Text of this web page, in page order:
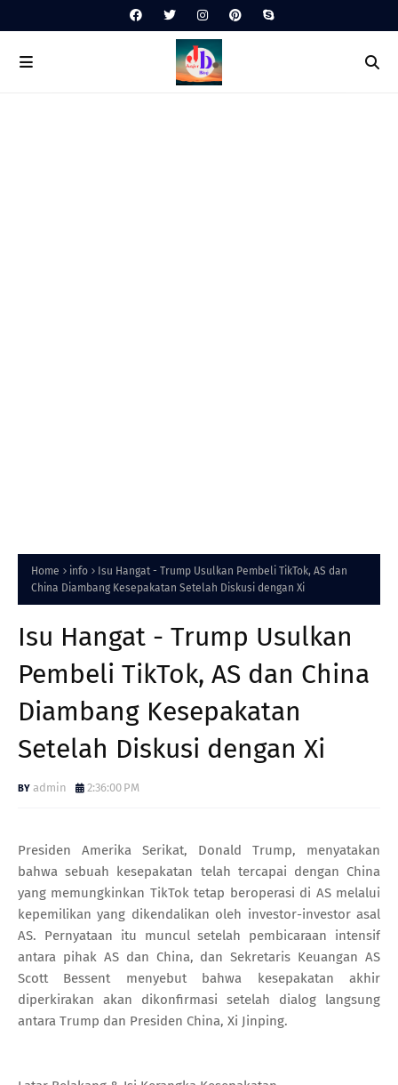
Home info
Isu Hangat - Trump Usulkan Pembeli TikTok, AS dan
China Diambang Kesepakatan Setelah Diskusi dengan Xi
Isu Hangat - Trump Usulkan
Pembeli TikTok, AS dan China
Diambang Kesepakatan
Setelah Diskusi dengan Xi
admin 2:36:00 PM
Presiden Amerika Serikat, Donald Trump, menyatakan
bahwa sebuah kesepakatan telah tercapai dengan China
yang memungkinkan TikTok tetap beroperasi di AS melalui
kepemilikan yang dikendalikan oleh investor-investor asal
AS. Pernyataan itu muncul setelah pembicaraan intensif
antara pihak AS dan China, dan Sekretaris Keuangan AS
Scott Bessent menyebut bahwa kesepakatan akhir
diperkirakan akan dikonfirmasi setelah dialog langsung
antara Trump dan Presiden China, Xi Jinping.